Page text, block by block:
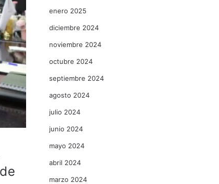
enero 2025
diciembre 2024
noviembre 2024
octubre 2024
septiembre 2024
agosto 2024
julio 2024
junio 2024
mayo 2024
abril 2024
marzo 2024